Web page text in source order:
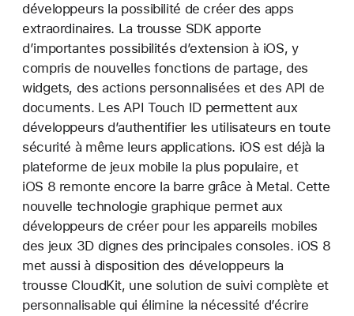
développeurs la possibilité de créer des apps
extraordinaires. La trousse SDK apporte
d’importantes possibilités d’extension à iOS, y
compris de nouvelles fonctions de partage, des
widgets, des actions personnalisées et des API de
documents. Les API Touch ID permettent aux
développeurs d’authentifier les utilisateurs en toute
sécurité à même leurs applications. iOS est déjà la
plateforme de jeux mobile la plus populaire, et
iOS 8 remonte encore la barre grâce à Metal. Cette
nouvelle technologie graphique permet aux
développeurs de créer pour les appareils mobiles
des jeux 3D dignes des principales consoles. iOS 8
met aussi à disposition des développeurs la
trousse CloudKit, une solution de suivi complète et
personnalisable qui élimine la nécessité d’écrire